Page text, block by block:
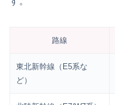
路線
東北新幹線（E5系な
ど）